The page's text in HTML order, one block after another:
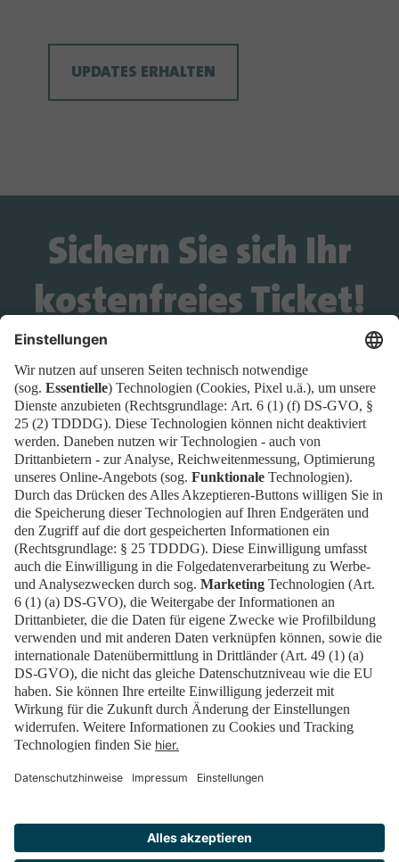
UPDATES ERHALTEN
Sichern Sie sich Ihr
kostenfreies Ticket!
Wird das Ticket-Widget nicht angezeigt? Dann
buchen Sie Ihr Ticket direkt überdiesen Link!
TicketsNewsblog
EN
KontaktFAQDownloadsNewsletterImpressum
DatenschutzCookies
Erklärung zur BarrierefreiheitBarrierefrei